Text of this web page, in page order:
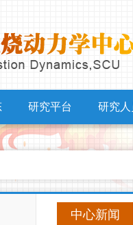
研究平台 研究人
中心新闻